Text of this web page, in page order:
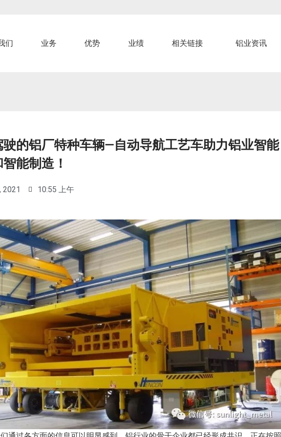
们 业务 优势 业绩 相关链接 铝业资讯
驶的铝厂特种车辆—自动导航工艺车助力铝业智能
能制造！
2021 10:55 上午